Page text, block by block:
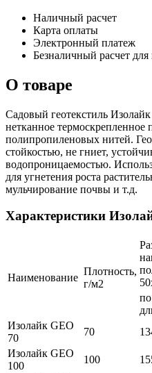
Наличный расчет
Карта оплаты
Электронный платеж
Безналичный расчет
О товаре
Садовый геотекстиль
нетканное термоскрепленное
полипропиленовых нитей.
стойкостью, не гниет,
водопроницаемостью.
для угнетения роста
мульчирование почвы и т.д.
Характеристики
Наименование
Плотность,
г/м2
по
Изолайк GEO
70
70
Изолайк GEO
100
100